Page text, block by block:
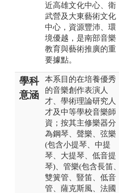
近高雄文化中心、衛
武營及大東藝術文化
中心，資源豐沛、環
境優越，是南部音樂
教育與藝術推廣的重
要據點。
學科
意涵
本系目的在培養優秀
的音樂創作表演人
才、學術理論研究人
才及中等學校音樂師
資；按其主修樂器分
為鋼琴、聲樂、弦樂
(包含小提琴、中提
琴、大提琴、低音提
琴)、管樂(包含長笛、
雙簧管、豎笛、低音
管、薩克斯風、法國